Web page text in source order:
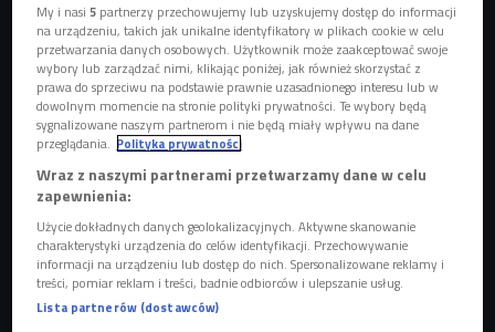
Zajęcia dla dzieci z jednego z bydgoskich przedszkoli na temat bezpieczeństwa
na drodze i przy drodze pt. "Koziołek i alpaka nauczą przechodzić przez jezdnię
przedszkolaka". Zajęcia zorganizował Wydział Prewencji KMP w Bydgoszczy
wspólnie z przedstawicielami Krainy Dolnej Wisły.
Foto: PAP/Tytus Żmijewski
Czego policja szuka w sieci?
O tym, jak ważną rolę we współczesnym świecie odgrywają
media społecznościowe, policjanci wiedzą od dawna. -
Dane zgromadzone w sieci to nowe źródło informacji dla
białego wywiadu - mówiła w Czwórce Diana Dajnowicz-
Piesiecka z Wydziału Prawa Uniwersytetu w Białymstoku. -
Biały wywiad to badanie danych z otwartych, dostępnych
legalnie źródeł. Pozwala to pozyskiwać wiadomości w
My i nasi5 partnerzy przechowujemy lub uzyskujemy dostęp do informacji
na urządzeniu, takich jak unikalne identyfikatory w plikach cookie w celu
przetwarzania danych osobowych. Użytkownik może zaakceptować swoje
wybory lub zarządzać nimi, klikając poniżej, jak również skorzystać z
prawa do sprzeciwu na podstawie prawnie uzasadnionego interesu lub w
dowolnym momencie na stronie polityki prywatności. Te wybory będą
sygnalizowane naszym partnerom i nie będą miały wpływu na dane
przeglądania. Polityka prywatności
Wraz z naszymi partnerami przetwarzamy dane w celu
zapewnienia:
Użycie dokładnych danych geolokalizacyjnych. Aktywne skanowanie
charakterystyki urządzenia do celów identyfikacji. Przechowywanie
informacji na urządzeniu lub dostęp do nich. Spersonalizowane reklamy i
treści, pomiar reklam i treści, badnie odbiorców i ulepszanie usług.
Lista partnerów (dostawców)